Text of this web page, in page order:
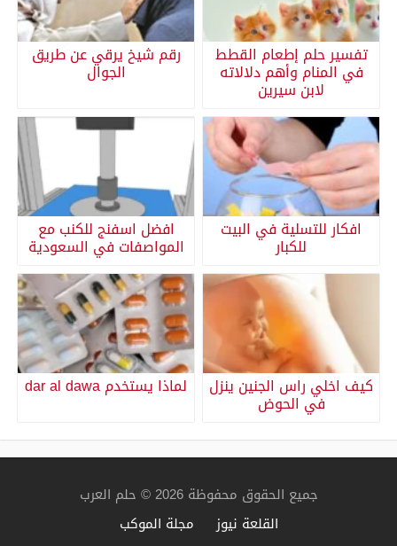
تفسير حلم إطعام القطط
في المنام وأهم دلالاته
لابن سيرين
رقم شيخ يرقي عن طريق
الجوال
افكار للتسلية في البيت
للكبار
افضل اسفنج للكنب مع
المواصفات في السعودية
كيف اخلي راس الجنين ينزل
في الحوض
لماذا يستخدم dar al dawa
جميع الحقوق محفوظة 2026 © حلم العرب
القلعة نيوز
مجلة الموكب